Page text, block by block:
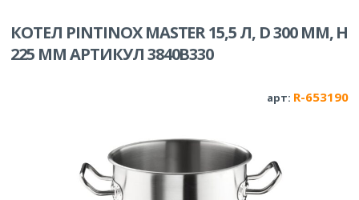
КОТЕЛ PINTINOX MASTER 15,5 Л, D 300 ММ, H
225 ММ АРТИКУЛ 3840B330
арт: R-653190